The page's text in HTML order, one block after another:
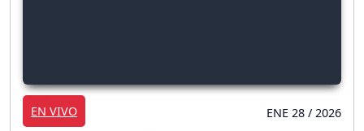
EN VIVO ENE 28 / 2026